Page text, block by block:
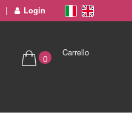
Login
0
Carrello